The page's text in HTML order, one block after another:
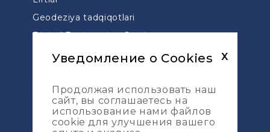
Geodeziya tadqiqotlari
Digital Engineering Services
Moliyaviy va texnik nazorat
Xizmatlar
Loyihalarni boshqarish
DDU loyihalarini qo’llab-quvvatlash
Уведомление о Cookies
Продолжая использовать наш
сайт, вы соглашаетесь на
использование нами файлов
cookie для улучшения вашего
X